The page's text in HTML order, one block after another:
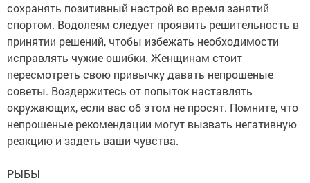
сохранять позитивный настрой во время занятий
спортом. Водолеям следует проявить решительность в
принятии решений, чтобы избежать необходимости
исправлять чужие ошибки. Женщинам стоит
пересмотреть свою привычку давать непрошеные
советы. Воздержитесь от попыток наставлять
окружающих, если вас об этом не просят. Помните, что
непрошеные рекомендации могут вызвать негативную
реакцию и задеть ваши чувства.
РЫБЫ